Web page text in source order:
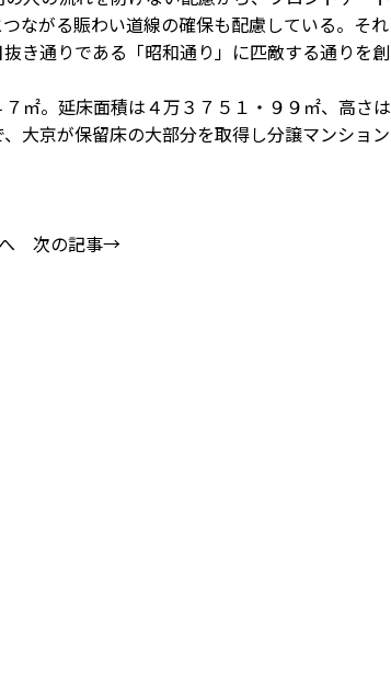
ながる賑わい道線の確保も配慮している。それ
き通りである「昭和通り」に匹敵する通りを創
㎡。延床面積は４万３７５１・９９㎡、高さは
大京が保留床の大部分を取得し分譲マンション
次の記事→